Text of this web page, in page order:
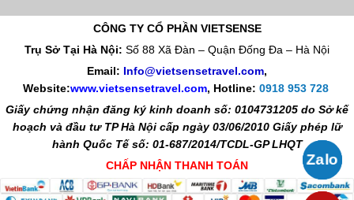
CÔNG TY CỔ PHẦN VIETSENSE
Trụ Sở Tại Hà Nội: Số 88 Xã Đàn – Quận Đống Đa – Hà Nội
Email: Info@vietsensetravel.com,
Website:www.vietsensetravel.com, Hotline: 0918 953 728
Giấy chứng nhận đăng ký kinh doanh số: 0104731205 do Sở kế
hoạch và đầu tư TP Hà Nội cấp ngày 03/06/2010 Giấy phép lữ
hành Quốc Tế số: 01-687/2014/TCDL-GP LHQT
CHẤP NHẬN THANH TOÁN